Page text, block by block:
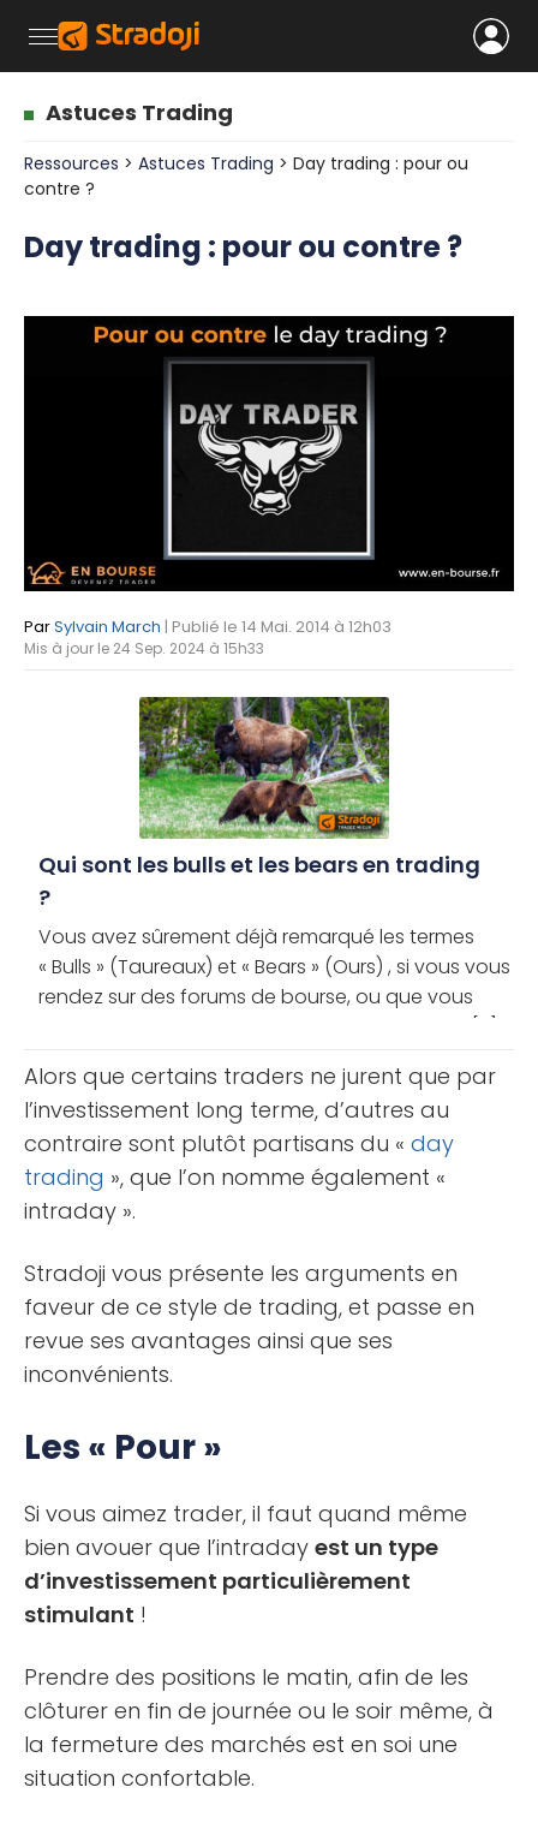
Astuces Trading
Ressources > Astuces Trading > Day trading : pour ou
contre ?
Day trading : pour ou contre ?
ParSylvain March | Publié le 14 Mai. 2014 à 12h03
Mis à jour le 24 Sep. 2024 à 15h33
Qui sont les bulls et les bears en trading
?
Vous avez sûrement déjà remarqué les termes
« Bulls » (Taureaux) et « Bears » (Ours) , si vous vous
rendez sur des forums de bourse, ou que vous
lisez des analyses d’autres traders. Sans pour [...]
Alors que certains traders ne jurent que par
l’investissement long terme, d’autres au
contraire sont plutôt partisans du « day
trading », que l’on nomme également «
intraday ».
Stradoji vous présente les arguments en
faveur de ce style de trading, et passe en
revue ses avantages ainsi que ses
inconvénients.
Les « Pour »
Si vous aimez trader, il faut quand même
bien avouer que l’intraday est un type
d’investissement particulièrement
stimulant !
Prendre des positions le matin, afin de les
clôturer en fin de journée ou le soir même, à
la fermeture des marchés est en soi une
situation confortable.